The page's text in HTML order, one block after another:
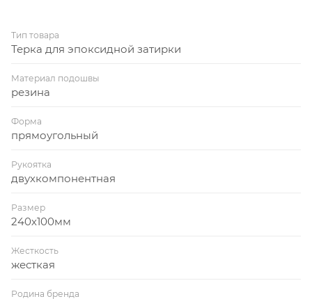
Тип товара
Терка для эпоксидной затирки
Материал подошвы
резина
Форма
прямоугольный
Рукоятка
двухкомпонентная
Размер
240х100мм
Жесткость
жесткая
Родина бренда